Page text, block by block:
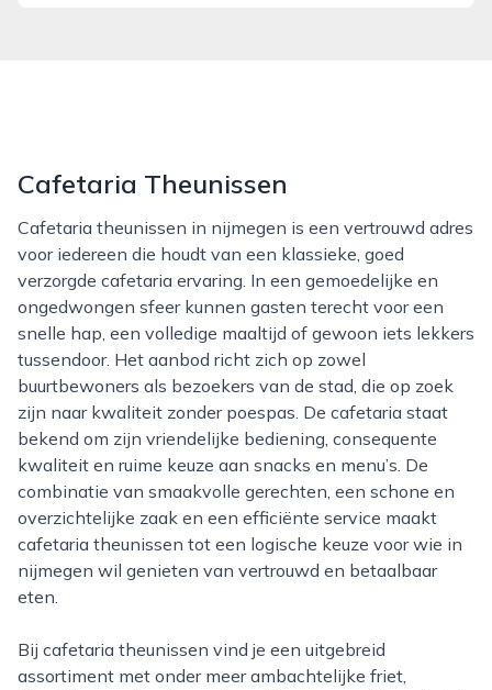
Cafetaria Theunissen
Cafetaria theunissen in nijmegen is een vertrouwd adres
voor iedereen die houdt van een klassieke, goed
verzorgde cafetaria ervaring. In een gemoedelijke en
ongedwongen sfeer kunnen gasten terecht voor een
snelle hap, een volledige maaltijd of gewoon iets lekkers
tussendoor. Het aanbod richt zich op zowel
buurtbewoners als bezoekers van de stad, die op zoek
zijn naar kwaliteit zonder poespas. De cafetaria staat
bekend om zijn vriendelijke bediening, consequente
kwaliteit en ruime keuze aan snacks en menu’s. De
combinatie van smaakvolle gerechten, een schone en
overzichtelijke zaak en een efficiënte service maakt
cafetaria theunissen tot een logische keuze voor wie in
nijmegen wil genieten van vertrouwd en betaalbaar
eten.
Bij cafetaria theunissen vind je een uitgebreid
assortiment met onder meer ambachtelijke friet,